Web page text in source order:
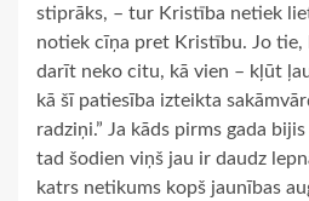
stiprāks, – tur Kristība netiek
notiek cīņa pret Kristību. Jo tie,
darīt neko citu, kā vien – kļūt
kā šī patiesība izteikta
radziņi.” Ja kāds pirms gada
tad šodien viņš jau ir daudz
katrs netikums kopš jaunības